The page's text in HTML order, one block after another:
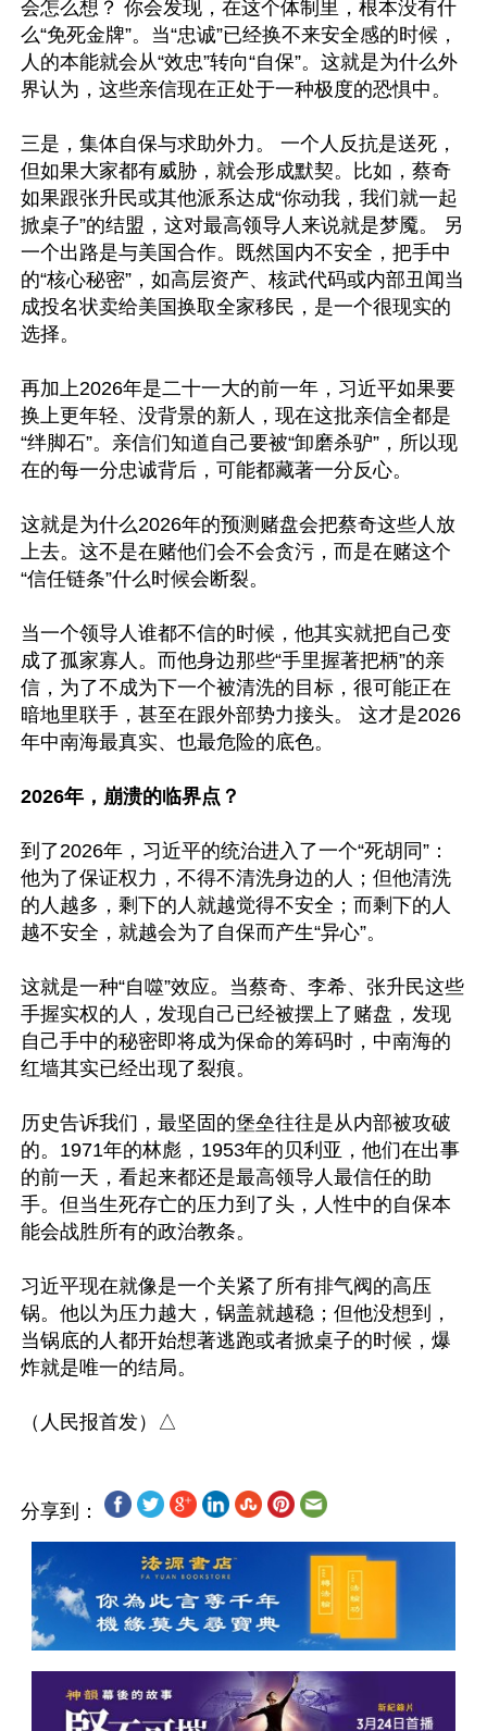
会怎么想？ 你会发现，在这个体制里，根本没有什
么“免死金牌”。当“忠诚”已经换不来安全感的时候，
人的本能就会从“效忠”转向“自保”。这就是为什么外
界认为，这些亲信现在正处于一种极度的恐惧中。
三是，集体自保与求助外力。 一个人反抗是送死，
但如果大家都有威胁，就会形成默契。比如，蔡奇
如果跟张升民或其他派系达成“你动我，我们就一起
掀桌子”的结盟，这对最高领导人来说就是梦魇。 另
一个出路是与美国合作。既然国内不安全，把手中
的“核心秘密”，如高层资产、核武代码或内部丑闻当
成投名状卖给美国换取全家移民，是一个很现实的
选择。
再加上2026年是二十一大的前一年，习近平如果要
换上更年轻、没背景的新人，现在这批亲信全都是
“绊脚石”。亲信们知道自己要被“卸磨杀驴”，所以现
在的每一分忠诚背后，可能都藏著一分反心。
这就是为什么2026年的预测赌盘会把蔡奇这些人放
上去。这不是在赌他们会不会贪污，而是在赌这个
“信任链条”什么时候会断裂。
当一个领导人谁都不信的时候，他其实就把自己变
成了孤家寡人。而他身边那些“手里握著把柄”的亲
信，为了不成为下一个被清洗的目标，很可能正在
暗地里联手，甚至在跟外部势力接头。 这才是2026
年中南海最真实、也最危险的底色。
2026年，崩溃的临界点？
到了2026年，习近平的统治进入了一个“死胡同”：
他为了保证权力，不得不清洗身边的人；但他清洗
的人越多，剩下的人就越觉得不安全；而剩下的人
越不安全，就越会为了自保而产生“异心”。
这就是一种“自噬”效应。当蔡奇、李希、张升民这些
手握实权的人，发现自己已经被摆上了赌盘，发现
自己手中的秘密即将成为保命的筹码时，中南海的
红墙其实已经出现了裂痕。
历史告诉我们，最坚固的堡垒往往是从内部被攻破
的。1971年的林彪，1953年的贝利亚，他们在出事
的前一天，看起来都还是最高领导人最信任的助
手。但当生死存亡的压力到了头，人性中的自保本
能会战胜所有的政治教条。
习近平现在就像是一个关紧了所有排气阀的高压
锅。他以为压力越大，锅盖就越稳；但他没想到，
当锅底的人都开始想著逃跑或者掀桌子的时候，爆
炸就是唯一的结局。
分享到：